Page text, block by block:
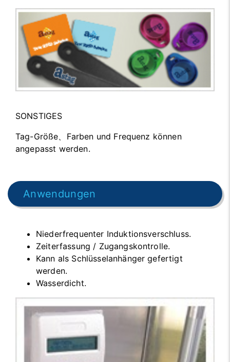
SONSTIGES
Tag-Größe、Farben und Frequenz können
angepasst werden.
Anwendungen
Niederfrequenter Induktionsverschluss.
Zeiterfassung / Zugangskontrolle.
Kann als Schlüsselanhänger gefertigt
werden.
Wasserdicht.